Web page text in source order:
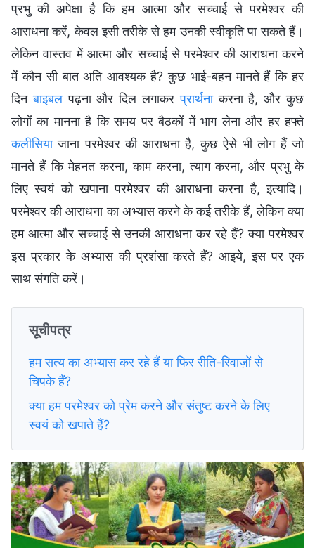
प्रभु की अपेक्षा है कि हम आत्मा और सच्चाई से परमेश्वर की
आराधना करें, केवल इसी तरीके से हम उनकी स्वीकृति पा सकते हैं।
लेकिन वास्तव में आत्मा और सच्चाई से परमेश्वर की आराधना करने
में कौन सी बात अति आवश्यक है? कुछ भाई-बहन मानते हैं कि हर
दिनबाइबलपढ़ना और दिल लगाकरप्रार्थनाकरना है, और कुछ
लोगों का मानना है कि समय पर बैठकों में भाग लेना और हर हफ्ते
कलीसियाजाना परमेश्वर की आराधना है, कुछ ऐसे भी लोग हैं जो
मानते हैं कि मेहनत करना, काम करना, त्याग करना, और प्रभु के
लिए स्वयं को खपाना परमेश्वर की आराधना करना है, इत्यादि।
परमेश्वर की आराधना का अभ्यास करने के कई तरीके हैं, लेकिन क्या
हम आत्मा और सच्चाई से उनकी आराधना कर रहे हैं? क्या परमेश्वर
इस प्रकार के अभ्यास की प्रशंसा करते हैं? आइये, इस पर एक
साथ संगति करें।
सूचीपत्र
हम सत्य का अभ्यास कर रहे हैं या फिर रीति-रिवाज़ों से
चिपके हैं?
क्या हम परमेश्वर को प्रेम करने और संतुष्ट करने के लिए
स्वयं को खपाते हैं?